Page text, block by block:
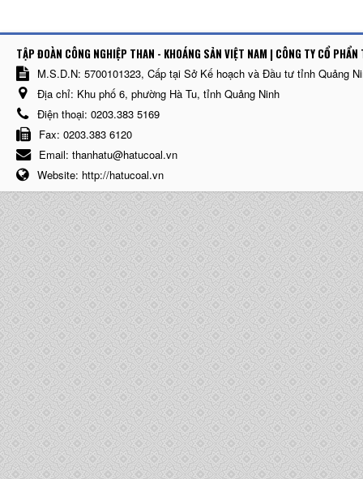
TẬP ĐOÀN CÔNG NGHIỆP THAN - KHOÁNG SẢN VIỆT NAM | CÔNG TY CỔ
M.S.D.N: 5700101323, Cấp tại Sở Kế hoạch và Đầu tư tỉnh Quảng
Địa chỉ: Khu phố 6, phường Hà Tu, tỉnh Quảng Ninh
Điện thoại: 0203.383 5169
Fax: 0203.383 6120
Email: thanhatu@hatucoal.vn
Website: http://hatucoal.vn